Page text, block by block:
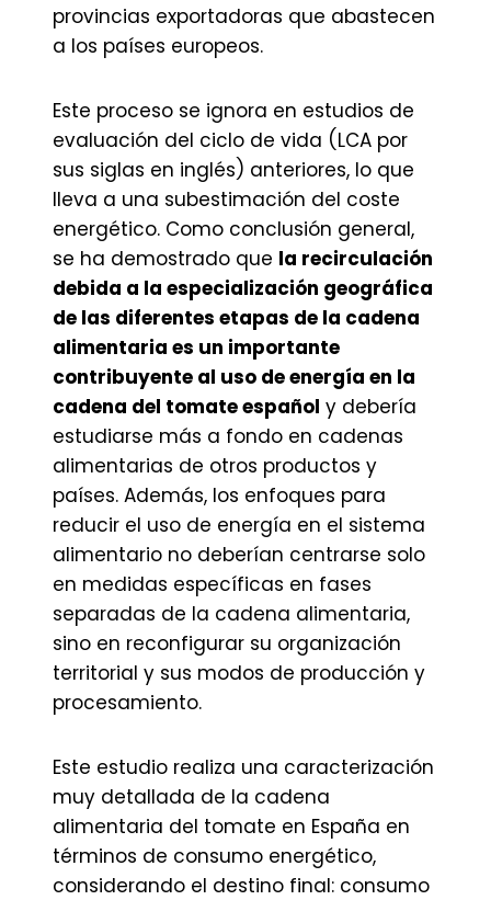
provincias exportadoras que abastecen
a los países europeos.
Este proceso se ignora en estudios de
evaluación del ciclo de vida (LCA por
sus siglas en inglés) anteriores, lo que
lleva a una subestimación del coste
energético. Como conclusión general,
se ha demostrado que la recirculación
debida a la especialización geográfica
de las diferentes etapas de la cadena
alimentaria es un importante
contribuyente al uso de energía en la
cadena del tomate español y debería
estudiarse más a fondo en cadenas
alimentarias de otros productos y
países. Además, los enfoques para
reducir el uso de energía en el sistema
alimentario no deberían centrarse solo
en medidas específicas en fases
separadas de la cadena alimentaria,
sino en reconfigurar su organización
territorial y sus modos de producción y
procesamiento.
Este estudio realiza una caracterización
muy detallada de la cadena
alimentaria del tomate en España en
términos de consumo energético,
considerando el destino final: consumo